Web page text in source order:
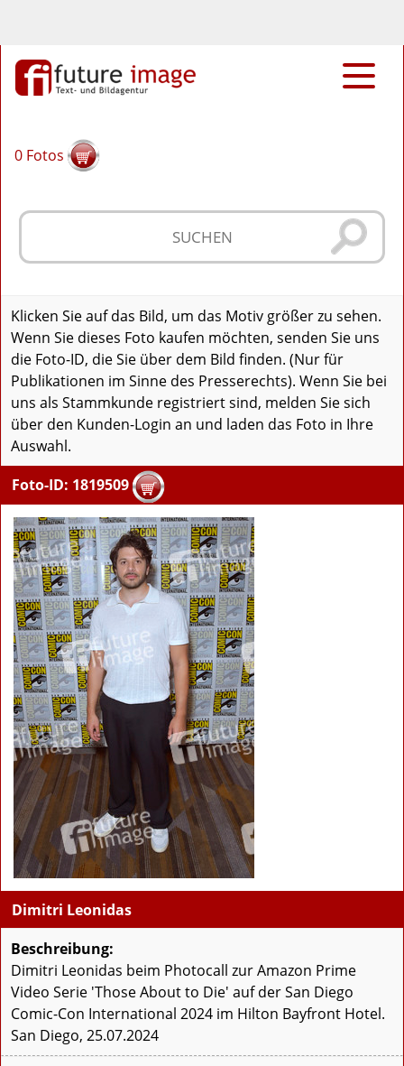
0 Fotos
Klicken Sie auf das Bild, um das Motiv größer zu sehen.
Wenn Sie dieses Foto kaufen möchten, senden Sie uns
die Foto-ID, die Sie über dem Bild finden. (Nur für
Publikationen im Sinne des Presserechts). Wenn Sie bei
uns als Stammkunde registriert sind, melden Sie sich
über den Kunden-Login an und laden das Foto in Ihre
Auswahl.
Foto-ID: 1819509
Dimitri Leonidas
Beschreibung:
Dimitri Leonidas beim Photocall zur Amazon Prime
Video Serie 'Those About to Die' auf der San Diego
Comic-Con International 2024 im Hilton Bayfront Hotel.
San Diego, 25.07.2024